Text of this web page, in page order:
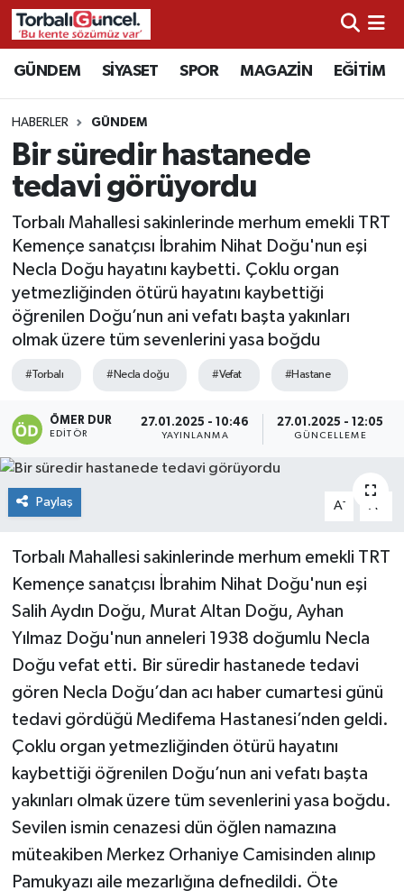
GÜNDEM SİYASET SPOR MAGAZİN EĞİTİM
HABERLER GÜNDEM
Bir süredir hastanede
tedavi görüyordu
Torbalı Mahallesi sakinlerinde merhum emekli TRT
Kemençe sanatçısı İbrahim Nihat Doğu'nun eşi
Necla Doğu hayatını kaybetti. Çoklu organ
yetmezliğinden ötürü hayatını kaybettiği
öğrenilen Doğu’nun ani vefatı başta yakınları
olmak üzere tüm sevenlerini yasa boğdu
#Torbalı #Necla doğu #Vefat #Hastane
ÖMER DUR
EDITÖR
27.01.2025 - 10:46
YAYINLANMA
27.01.2025 - 12:05
GÜNCELLEME
Paylaş A- A
Torbalı Mahallesi sakinlerinde merhum emekli TRT
Kemençe sanatçısı İbrahim Nihat Doğu'nun eşi
Salih Aydın Doğu, Murat Altan Doğu, Ayhan
Yılmaz Doğu'nun anneleri 1938 doğumlu Necla
Doğu vefat etti. Bir süredir hastanede tedavi
gören Necla Doğu’dan acı haber cumartesi günü
tedavi gördüğü Medifema Hastanesi’nden geldi.
Çoklu organ yetmezliğinden ötürü hayatını
kaybettiği öğrenilen Doğu’nun ani vefatı başta
yakınları olmak üzere tüm sevenlerini yasa boğdu.
Sevilen ismin cenazesi dün öğlen namazına
müteakiben Merkez Orhaniye Camisinden alınıp
Pamukyazı aile mezarlığına defnedildi. Öte
İzmir Nöbetçi Eczaneler
İzmir Hava Durumu
İzmir Namaz Vakitleri
İzmir Trafik Yoğunluk Haritası
Süper Lig Puan Durumu ve Fikstür
Tüm Manşetler
Son Dakika Haberleri